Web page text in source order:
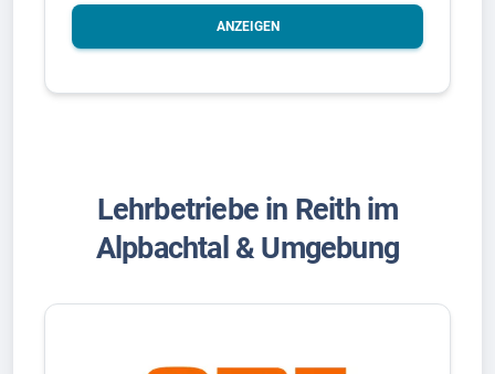
ANZEIGEN
Lehrbetriebe in Reith im
Alpbachtal & Umgebung